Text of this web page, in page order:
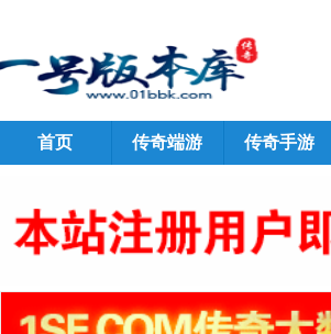
首页 传奇端游 传奇手游